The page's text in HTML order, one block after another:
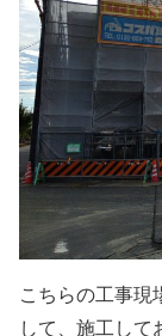
こちらの工事現
して、施工し